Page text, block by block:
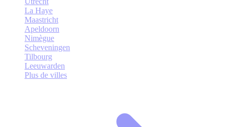
La Haye
Maastricht
Apeldoorn
Nimègue
Scheveningen
Tilbourg
Leeuwarden
Plus de villes